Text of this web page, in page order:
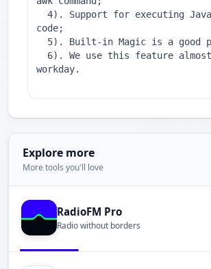
Explore more
More tools you'll love
RadioFM Pro
Radio without borders